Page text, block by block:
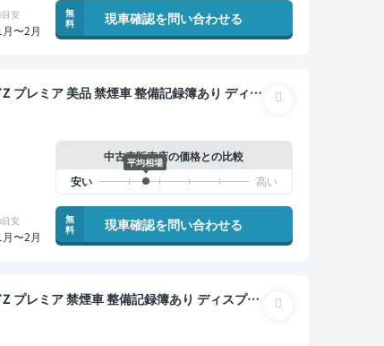
安
〜2月
無
料
現車確認を問い合わせる
録簿あり ディス
ンルーフ 電動バックドア バックモニター 全
両側電動スライドドア 7人乗り
安
〜2月
中古車販売店の価格との比較
平均相場
無
料
現車確認を問い合わせる
あり ディスプレ
ニター ブラインドスポットモニター デジタ
キー ETC サンルーフ 電動バックドア バッ